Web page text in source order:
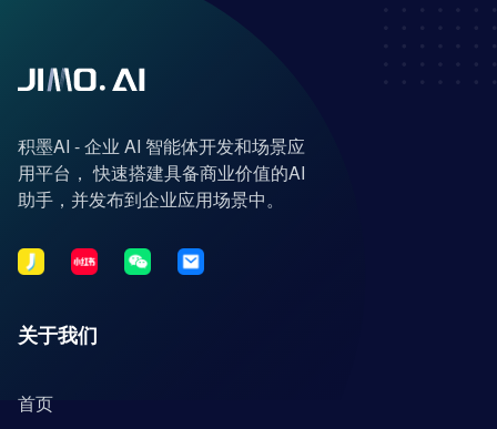
积墨AI - 企业 AI 智能体开发和场景应
用平台， 快速搭建具备商业价值的AI
助手，并发布到企业应用场景中。
关于我们
首页